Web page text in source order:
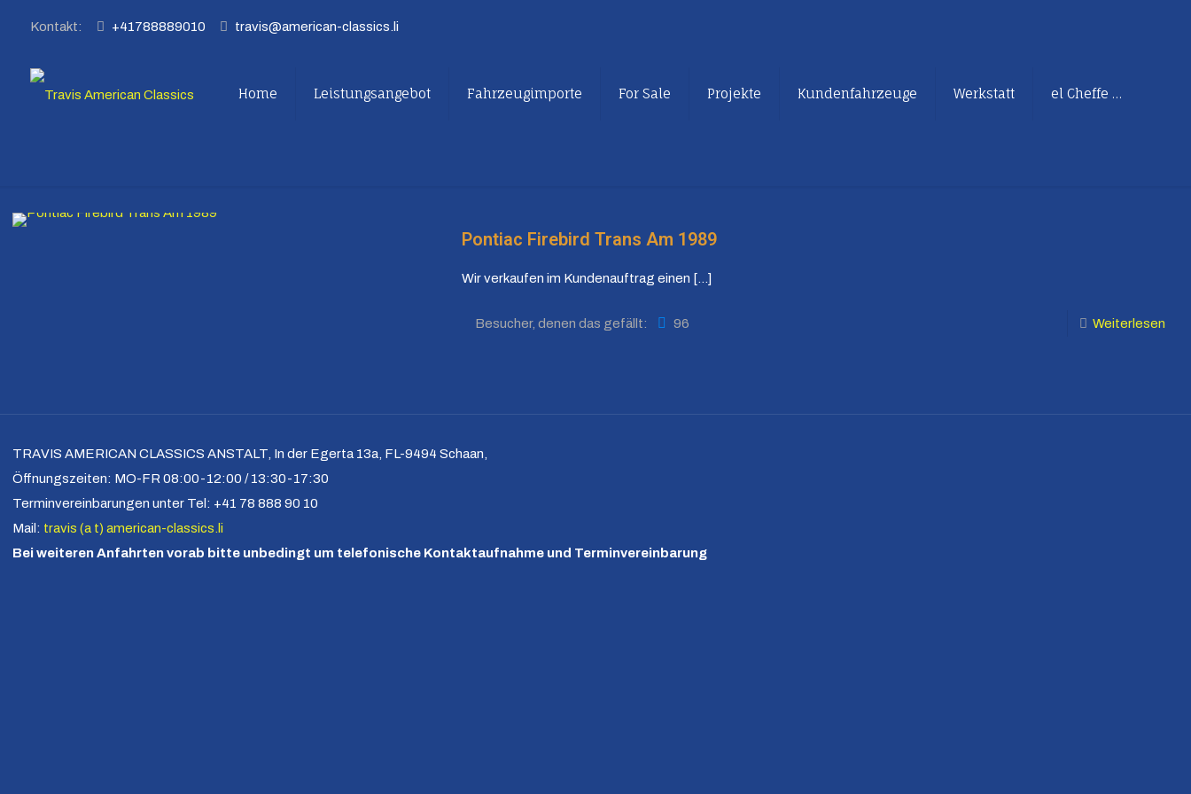
Kontakt: +41788889010 travis@american-classics.li
Home Leistungsangebot Fahrzeugimporte For Sale Projekte Kundenfahrzeuge Werkstatt el Cheffe …
Pontiac Firebird Trans Am 1989
Wir verkaufen im Kundenauftrag einen […]
Besucher, denen das gefällt: 96 Weiterlesen
TRAVIS AMERICAN CLASSICS ANSTALT, In der Egerta 13a, FL-9494 Schaan,
Öffnungszeiten: MO-FR 08:00-12:00 / 13:30-17:30
Terminvereinbarungen unter Tel: +41 78 888 90 10
Mail: travis (a t) american-classics.li
Bei weiteren Anfahrten vorab bitte unbedingt um telefonische Kontaktaufnahme und Terminvereinbarung